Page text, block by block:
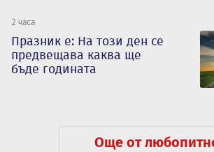
2 часа
Празник е: На този ден се
предвещава каква ще
бъде годината
Още от